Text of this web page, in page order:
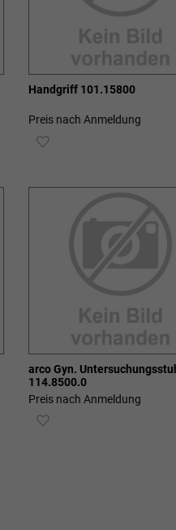
Handgriff 101.15800
Preis nach Anmeldung
ZUR
HINZUFÜGEN
arco Gyn.
114.8500.0
Preis nach Anmeldung
ZUR